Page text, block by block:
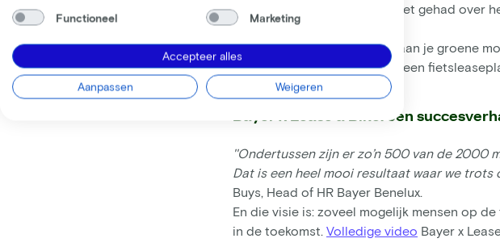
En dan hebben we het nog niet gehad over
en de krachtige toevoeging aan je groene
Bekijkhierde voordelen van een
Bayer x Lease a Bike: een
''Ondertussen zijn er zo’n 500 van de 2000
Dat is een heel mooi resultaat waar we trots
Buys, Head of HR Bayer Benelux.
En die visie is: zoveel mogelijk mensen op
in de toekomst. Volledige video Bayer x
Functioneel Marketing
Accepteer alles
Aanpassen Weigeren